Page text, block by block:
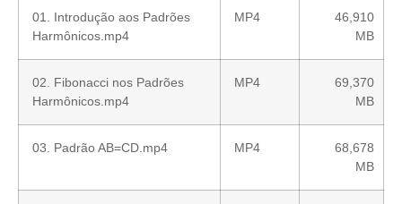
01. Introdução aos Padrões
Harmônicos.mp4
MP4
46,910
MB
02. Fibonacci nos Padrões
Harmônicos.mp4
MP4
69,370
MB
03. Padrão AB=CD.mp4 MP4
68,678
MB